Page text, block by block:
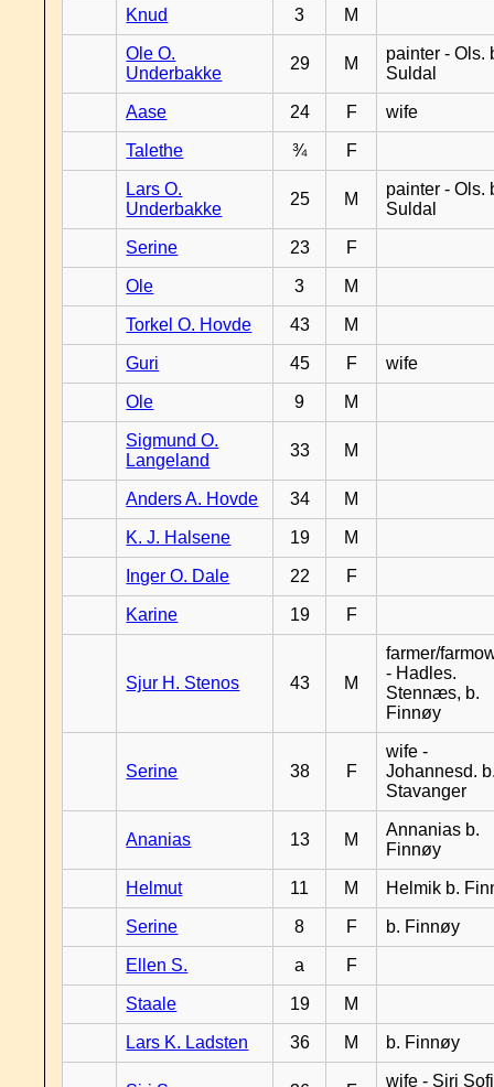
Knud 3 M
Ole O.
Underbakke
29 M
painter - Ols.
Suldal
Aase 24 F wife
Talethe ¾ F
Lars O.
Underbakke
25 M
painter - Ols.
Suldal
Serine 23 F
Ole 3 M
Torkel O. Hovde 43 M
Guri 45 F wife
Ole 9 M
Sigmund O.
Langeland
33 M
Anders A. Hovde 34 M
K. J. Halsene 19 M
Inger O. Dale 22 F
Karine 19 F
Sjur H. Stenos 43 M
farmer/
- Hadles.
Stennæs, b.
Finnøy
Serine 38 F
wife -
Johannesd.
Stavanger
Ananias 13 M
Annanias b.
Finnøy
Helmut 11 M Helmik b.
Serine 8 F b. Finnøy
Ellen S. a F
Staale 19 M
Lars K. Ladsten 36 M b. Finnøy
wife - Siri